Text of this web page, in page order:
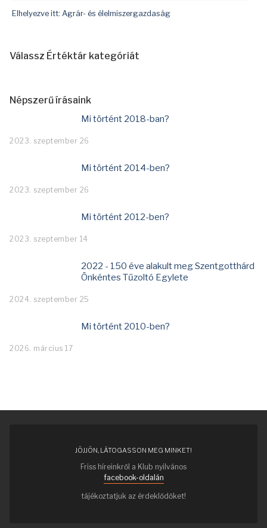
Elhelyezve itt: Agrár- és élelmiszergazdaság
Válassz Értéktár kategóriát
Népszerű írásaink
Mi történt 2018-ban?
2023. szeptember 26
Mi történt 2014-ben?
2023. szeptember 26
Mi történt 2012-ben?
2023. szeptember 14
2022 - 150 éve alakult meg Szentgotthárd
Önkéntes Tűzoltó Egylete
2024. szeptember 25
Mi történt 2010-ben?
2026. március 17
JÖJJÖN, LÁTOGASSON MEG MINKET!
Friss híreinkről a Klub nyilvános
facebook-oldalán
tájékoztatjuk az érdeklődőket!